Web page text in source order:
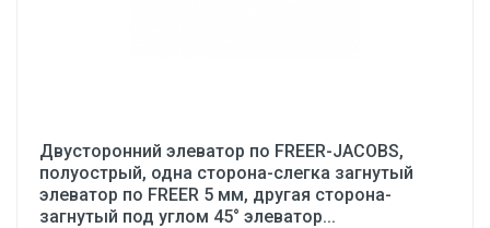
Двусторонний элеватор по FREER-JACOBS,
полуострый, одна сторона-слегка загнутый
элеватор по FREER 5 мм, другая сторона-
загнутый под углом 45° элеватор...